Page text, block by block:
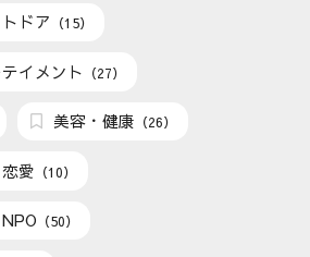
ドア （15）
イメント （27）
美容・健康 （26）
愛 （10）
（50）